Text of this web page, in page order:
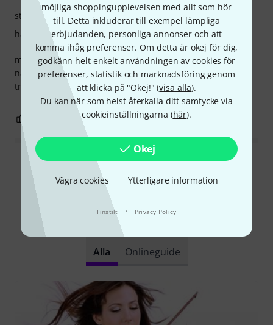
möjliga shoppingupplevelsen med allt som hör
till. Detta inkluderar till exempel lämpliga
erbjudanden, personliga annonser och att
komma ihåg preferenser. Om detta är okej för dig,
godkänn helt enkelt användningen av cookies för
preferenser, statistik och marknadsföring genom
att klicka på "Okej!" (visa alla).
Du kan när som helst återkalla ditt samtycke via
cookieinställningarna (här).
Okej
Vägra cookies Ytterligare information
Finstilt · Privacy Policy
mycket viktigt hakstöd för att spela snabbare passager i
något svårare pjäser, på grund av det inte alltför stora
trycket på resten. mycket bra!
stabilitet
hantverkskvalitet
ANMÄL RECENSION
Läs alla recensioner
Visste du?
Alla Onlineguide